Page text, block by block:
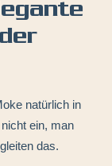
natürlich in
ein, man
das.